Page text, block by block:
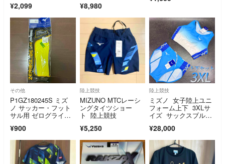
¥2,099 トバッグ ブラック
¥8,980
その他
P1GZ180245S ミズ
ノ サッカー・フット
サル用 ゼログライド
ル サイズ：S 23.0-24.
0cm M
¥900
陸上競技
MIZUNO MTCレーシ
ングタイツショー
ト 陸上競技
¥5,250
陸上競技
ミズノ 女子陸上ユニ
フォーム上下 3XLサ
イズ サックスブルー
¥28,000